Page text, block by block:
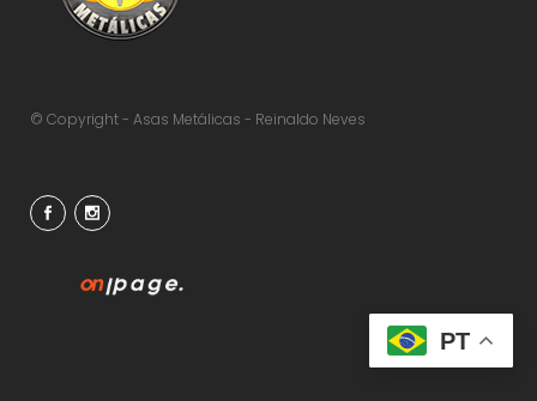
© Copyright - Asas Metálicas - Reinaldo Neves
PT